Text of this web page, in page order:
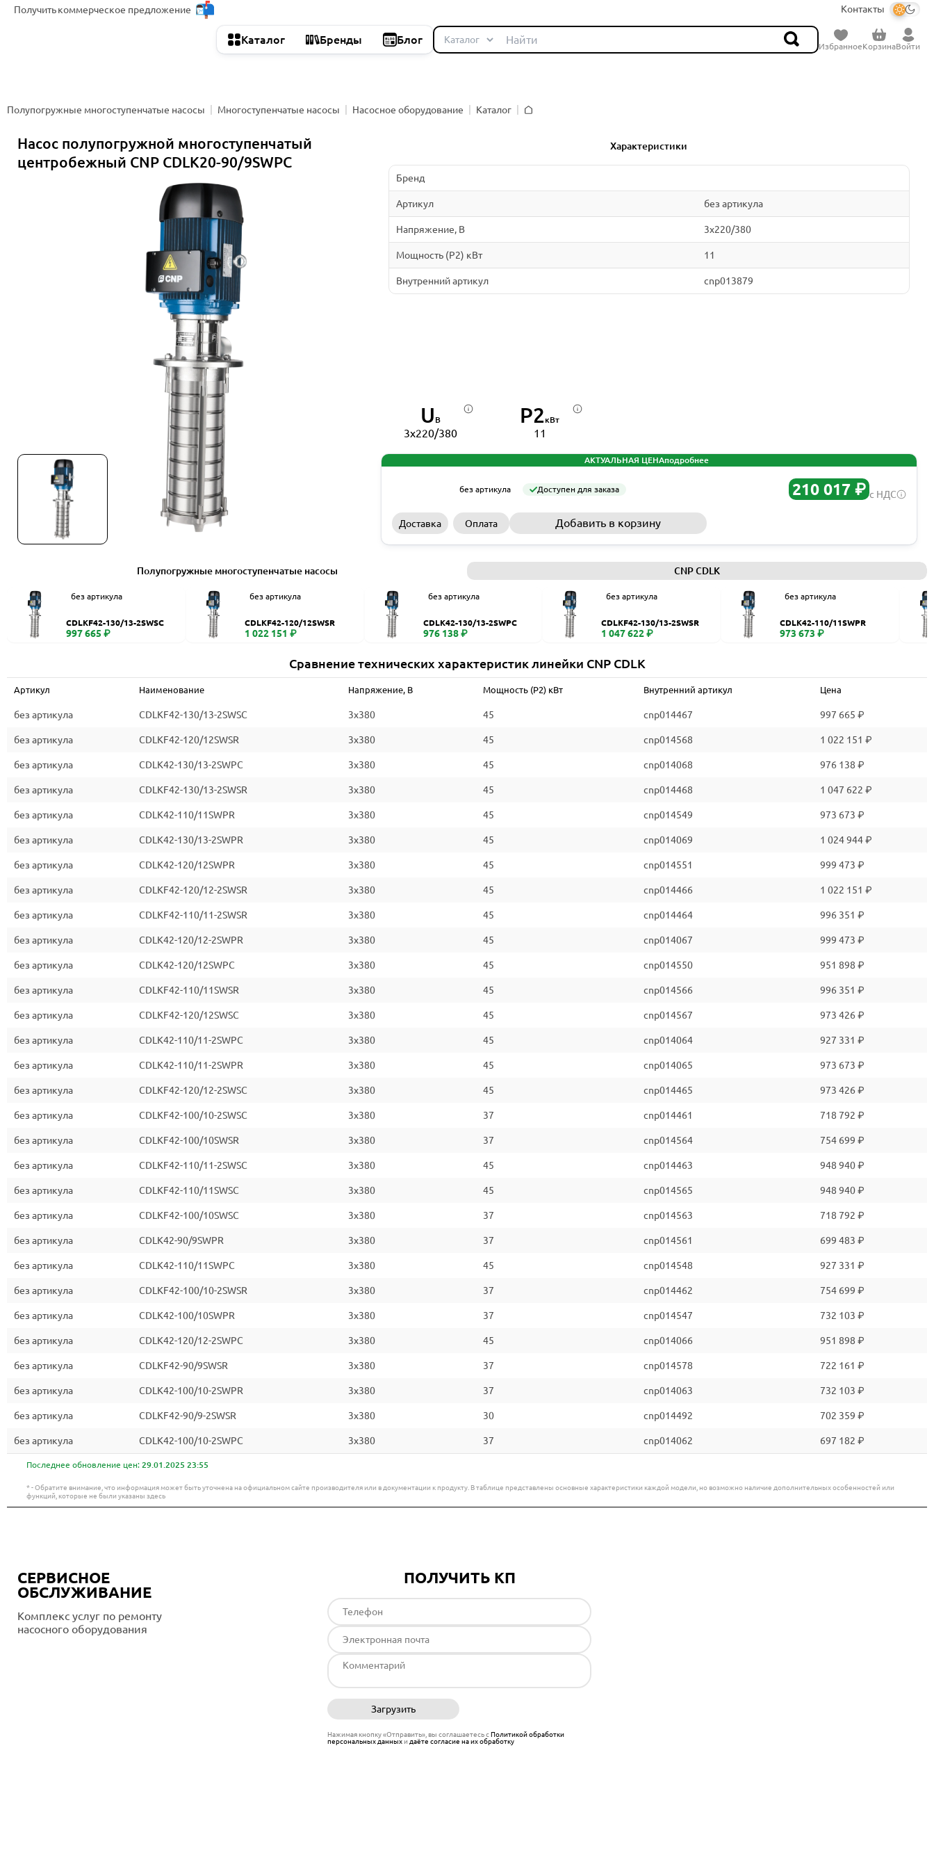
Получитькоммерческое предложение Контакты
Каталог Бренды Блог
ИзбранноеКорзинаВойти
Полупогружные многоступенчатые насосы Многоступенчатые насосы Насосное оборудование
Каталог
Насос полупогружной многоступенчатый
центробежный CNP CDLK20-90/9SWPC
Характеристики
Бренд
Артикул без артикула
Напряжение, В 3x220/380
Мощность (P2) кВт 11
Внутренний артикул cnp013879
U В
3x220/380
P2кВт
11
АКТУАЛЬНАЯ ЦЕНАподробнее
без артикула Доступен для заказа 210 017 ₽ с НДС
Доставка Оплата Добавить в корзину
Полупогружные многоступенчатые насосы CNP CDLK
без артикула
CDLKF42-130/13-2SWSC
997 665 ₽
без артикула
CDLKF42-120/12SWSR
1 022 151 ₽
без артикула
CDLK42-130/13-2SWPC
976 138 ₽
без артикула
CDLKF42-130/13-2SWSR
1 047 622 ₽
без артикула
CDLK42-110/11SWPR
973 673 ₽
Сравнение технических характеристик линейки CNP CDLK
Артикул Наименование Напряжение, В Мощность (P2) кВт Внутренний артикул Цена
без артикула CDLKF42-130/13-2SWSC 3x380 45 cnp014467 997 665 ₽
без артикула CDLKF42-120/12SWSR 3x380 45 cnp014568 1 022 151 ₽
без артикула CDLK42-130/13-2SWPC 3x380 45 cnp014068 976 138 ₽
без артикула CDLKF42-130/13-2SWSR 3x380 45 cnp014468 1 047 622 ₽
без артикула CDLK42-110/11SWPR 3x380 45 cnp014549 973 673 ₽
без артикула CDLK42-130/13-2SWPR 3x380 45 cnp014069 1 024 944 ₽
без артикула CDLK42-120/12SWPR 3x380 45 cnp014551 999 473 ₽
без артикула CDLKF42-120/12-2SWSR 3x380 45 cnp014466 1 022 151 ₽
без артикула CDLKF42-110/11-2SWSR 3x380 45 cnp014464 996 351 ₽
без артикула CDLK42-120/12-2SWPR 3x380 45 cnp014067 999 473 ₽
без артикула CDLK42-120/12SWPC 3x380 45 cnp014550 951 898 ₽
без артикула CDLKF42-110/11SWSR 3x380 45 cnp014566 996 351 ₽
без артикула CDLKF42-120/12SWSC 3x380 45 cnp014567 973 426 ₽
без артикула CDLK42-110/11-2SWPC 3x380 45 cnp014064 927 331 ₽
без артикула CDLK42-110/11-2SWPR 3x380 45 cnp014065 973 673 ₽
без артикула CDLKF42-120/12-2SWSC 3x380 45 cnp014465 973 426 ₽
без артикула CDLKF42-100/10-2SWSC 3x380 37 cnp014461 718 792 ₽
без артикула CDLKF42-100/10SWSR 3x380 37 cnp014564 754 699 ₽
без артикула CDLKF42-110/11-2SWSC 3x380 45 cnp014463 948 940 ₽
без артикула CDLKF42-110/11SWSC 3x380 45 cnp014565 948 940 ₽
без артикула CDLKF42-100/10SWSC 3x380 37 cnp014563 718 792 ₽
без артикула CDLK42-90/9SWPR 3x380 37 cnp014561 699 483 ₽
без артикула CDLK42-110/11SWPC 3x380 45 cnp014548 927 331 ₽
без артикула CDLKF42-100/10-2SWSR 3x380 37 cnp014462 754 699 ₽
без артикула CDLK42-100/10SWPR 3x380 37 cnp014547 732 103 ₽
без артикула CDLK42-120/12-2SWPC 3x380 45 cnp014066 951 898 ₽
без артикула CDLKF42-90/9SWSR 3x380 37 cnp014578 722 161 ₽
без артикула CDLK42-100/10-2SWPR 3x380 37 cnp014063 732 103 ₽
без артикула CDLKF42-90/9-2SWSR 3x380 30 cnp014492 702 359 ₽
без артикула CDLK42-100/10-2SWPC 3x380 37 cnp014062 697 182 ₽
Последнее обновление цен: 29.01.2025 23:55
* - Обратите внимание, что информация может быть уточнена на официальном сайте производителя или в документации к продукту. В таблице представлены основные характеристики каждой модели, но возможно наличие дополнительных особенностей или
функций, которые не были указаны здесь
СЕРВИСНОЕ
ОБСЛУЖИВАНИЕ
Комплекс услуг по ремонту
насосного оборудования
ПОЛУЧИТЬ КП
Загрузить
Нажимая кнопку «Отправить», вы соглашаетесь сПолитикой обработки
персональных данныхи даёте согласие на их обработку